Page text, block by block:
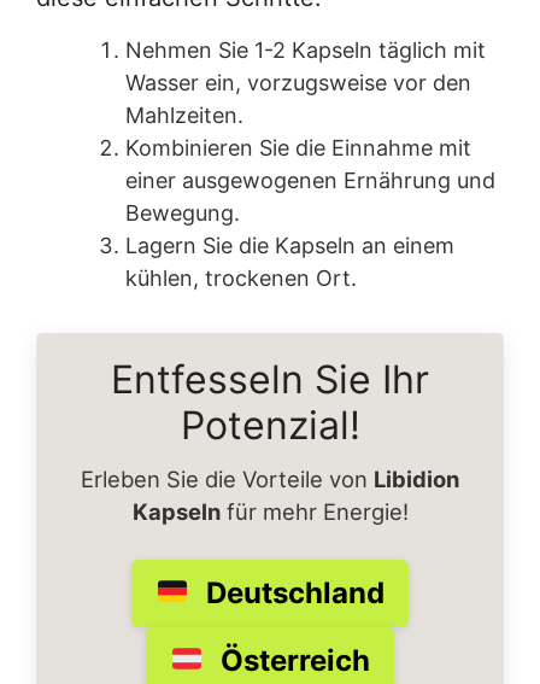
Nehmen Sie 1-2 Kapseln täglich mit
Wasser ein, vorzugsweise vor den
Mahlzeiten.
Kombinieren Sie die Einnahme mit
einer ausgewogenen Ernährung und
Bewegung.
Lagern Sie die Kapseln an einem
kühlen, trockenen Ort.
Entfesseln Sie Ihr
Potenzial!
Erleben Sie die Vorteile von Libidion
Kapselnfür mehr Energie!
Deutschland
Österreich